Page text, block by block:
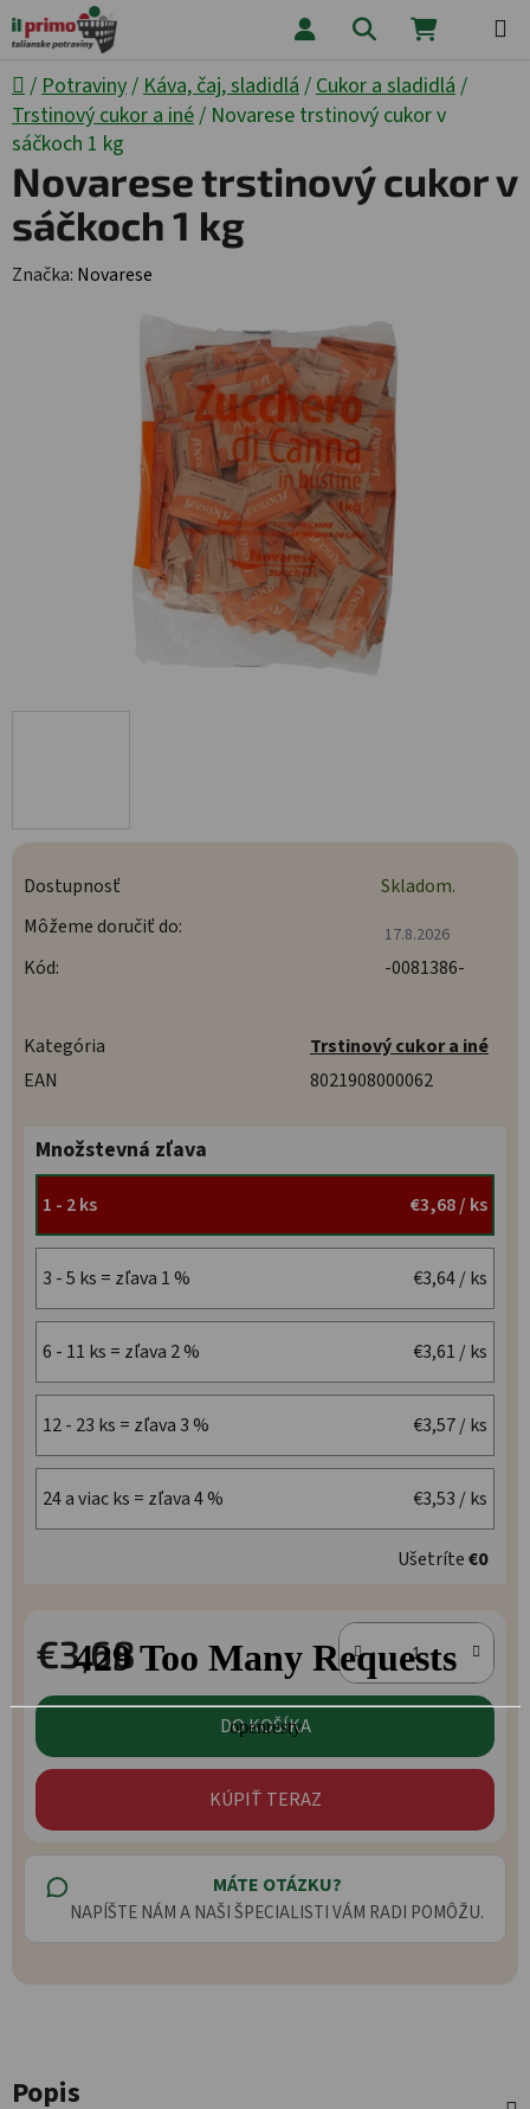
Prejsť na obsah Hľadať
Domov
/ Potraviny/ Káva, čaj, sladidlá / Cukor a sladidlá /
Trstinový cukor a iné/ Novarese trstinový cukor v
sáčkoch 1 kg
Dostupnosť
Skladom.
Môžeme doručiť do:
17.8.2026
Kód: -0081386-
Kategória
Trstinový cukor a iné
EAN
8021908000062
Množstevná zľava
1 - 2 ks €3,68/ ks
3 - 5 ks = zľava 1 % €3,64/ ks
6 - 11 ks = zľava 2 % €3,61 / ks
12 - 23 ks = zľava 3 % €3,57/ ks
24 a viac ks = zľava 4 % €3,53 / ks
Ušetríte€0
€3,68
Jednotková cena:
DO KOŠÍKA
KÚPIŤ TERAZ
MÁTE OTÁZKU?
NAPÍŠTE NÁM A NAŠI ŠPECIALISTI VÁM RADI POMÔŽU.
Novarese trstinový cukor v
sáčkoch 1 kg
Značka: Novarese
Popis